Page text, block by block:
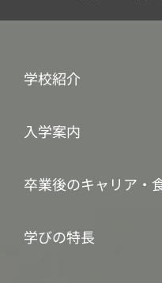
学校紹介
入学案内
卒業後のキャリア・
学びの特長